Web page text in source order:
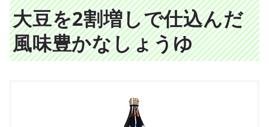
大豆を2割増しで仕込んだ
風味豊かなしょうゆ